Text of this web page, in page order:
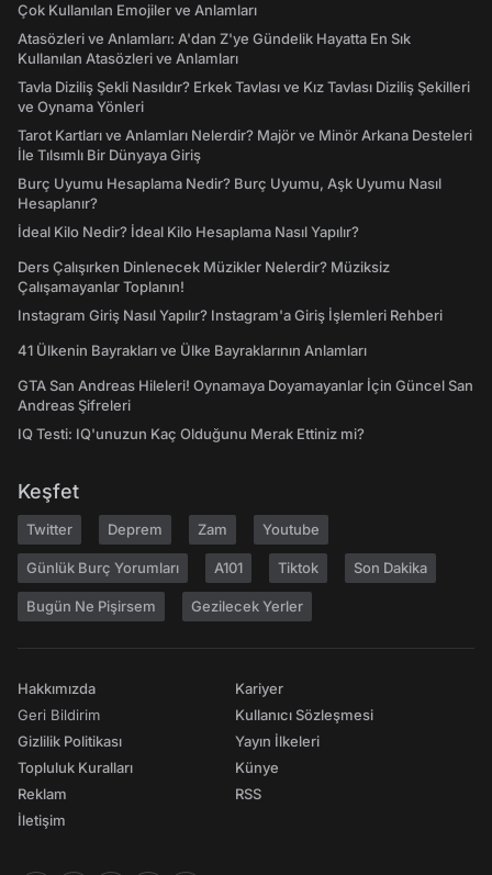
Çok Kullanılan Emojiler ve Anlamları
Atasözleri ve Anlamları: A'dan Z'ye Gündelik Hayatta En Sık
Kullanılan Atasözleri ve Anlamları
Tavla Diziliş Şekli Nasıldır? Erkek Tavlası ve Kız Tavlası Diziliş Şekilleri
ve Oynama Yönleri
Tarot Kartları ve Anlamları Nelerdir? Majör ve Minör Arkana Desteleri
İle Tılsımlı Bir Dünyaya Giriş
Burç Uyumu Hesaplama Nedir? Burç Uyumu, Aşk Uyumu Nasıl
Hesaplanır?
İdeal Kilo Nedir? İdeal Kilo Hesaplama Nasıl Yapılır?
Ders Çalışırken Dinlenecek Müzikler Nelerdir? Müziksiz
Çalışamayanlar Toplanın!
Instagram Giriş Nasıl Yapılır? Instagram'a Giriş İşlemleri Rehberi
41 Ülkenin Bayrakları ve Ülke Bayraklarının Anlamları
GTA San Andreas Hileleri! Oynamaya Doyamayanlar İçin Güncel San
Andreas Şifreleri
IQ Testi: IQ'unuzun Kaç Olduğunu Merak Ettiniz mi?
Keşfet
Twitter Deprem Zam Youtube
Günlük Burç Yorumları A101 Tiktok Son Dakika
Bugün Ne Pişirsem Gezilecek Yerler
Hakkımızda
Geri Bildirim
Gizlilik Politikası
Topluluk Kuralları
Reklam
İletişim
Kariyer
Kullanıcı Sözleşmesi
Yayın İlkeleri
Künye
RSS